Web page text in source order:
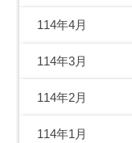
114年4月
114年3月
114年2月
114年1月